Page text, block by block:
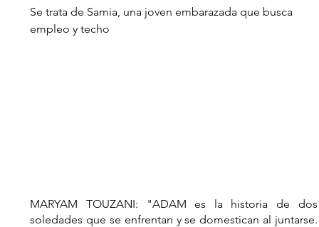
Se trata de Samia, una joven embarazada que busca
empleo y techo
MARYAM TOUZANI: "ADAM es la historia de dos
soledades que se enfrentan y se domestican al juntarse.